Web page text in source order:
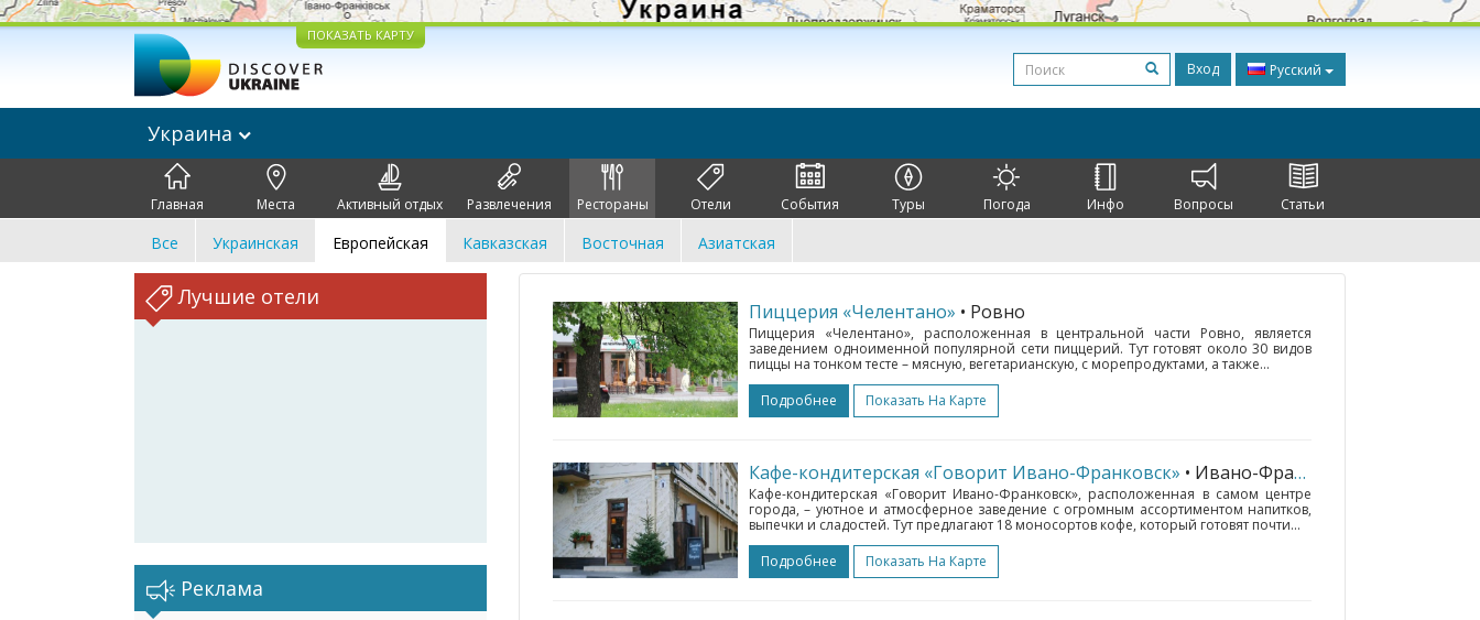
ПОКАЗАТЬ КАРТУ
Вход Русский
Украина
Главная Места Активный отдых Развлечения Рестораны Отели События Туры Погода Инфо Вопросы Статьи
Все Украинская Европейская Кавказская Восточная Азиатская
Лучшие отели
Реклама
Пиццерия «Челентано» • Ровно
Пиццерия «Челентано», расположенная в центральной части Ровно, является
заведением одноименной популярной сети пиццерий. Тут готовят около 30 видов
пиццы на тонком тесте – мясную, вегетарианскую, с морепродуктами, а также...
Подробнее
Показать На Карте
Кафе-кондитерская «Говорит Ивано-Франковск» • Ивано-Франковск
Кафе-кондитерская «Говорит Ивано-Франковск», расположенная в самом центре
города, – уютное и атмосферное заведение с огромным ассортиментом напитков,
выпечки и сладостей. Тут предлагают 18 моносортов кофе, который готовят почти...
Подробнее
Показать На Карте